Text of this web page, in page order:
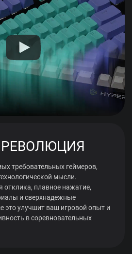
требовательных геймеров,
мысли.
плавное нажатие,
и сверхнадежные
это улучшит ваш игровой опыт и
в соревновательных